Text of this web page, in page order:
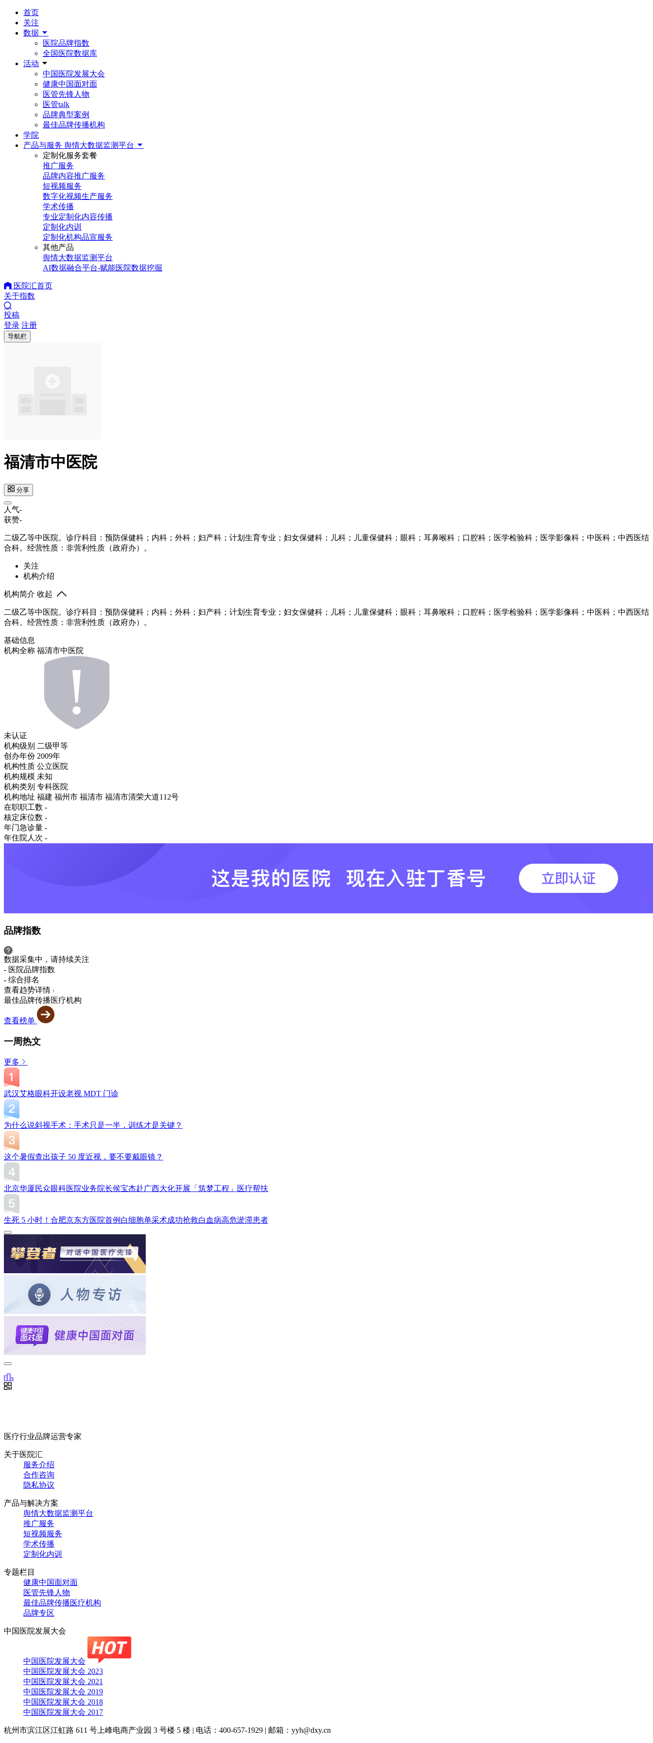
首页
关注
数据
医院品牌指数
全国医院数据库
活动
中国医院发展大会
健康中国面对面
医管先锋人物
医管talk
品牌典型案例
最佳品牌传播机构
学院
产品与服务 舆情大数据监测平台
定制化服务套餐
推广服务
品牌内容推广服务
短视频服务
数字化视频生产服务
学术传播
专业定制化内容传播
定制化内训
定制化机构品宣服务
其他产品
舆情大数据监测平台
AI数据融合平台-赋能医院数据挖掘
医院汇首页
关于指数
投稿
登录 注册
导航栏
福清市中医院
分享
人气-
获赞-
二级乙等中医院。诊疗科目：预防保健科；内科；外科；妇产科；计划生育专业；妇女保健科；儿科；儿童保健科；眼科；耳鼻喉科；口腔科；医学检验科；医学影像科；中医科；中西医结
合科。经营性质：非营利性质（政府办）。
关注
机构介绍
机构简介 收起
二级乙等中医院。诊疗科目：预防保健科；内科；外科；妇产科；计划生育专业；妇女保健科；儿科；儿童保健科；眼科；耳鼻喉科；口腔科；医学检验科；医学影像科；中医科；中西医结
合科。经营性质：非营利性质（政府办）。
基础信息
机构全称 福清市中医院
未认证
机构级别 二级甲等
创办年份 2009年
机构性质 公立医院
机构规模 未知
机构类别 专科医院
机构地址 福建 福州市 福清市 福清市清荣大道112号
在职职工数 -
核定床位数 -
年门急诊量 -
年住院人次 -
品牌指数
数据采集中，请持续关注
- 医院品牌指数
- 综合排名
查看趋势详情
最佳品牌传播医疗机构
查看榜单
一周热文
更多
武汉艾格眼科开设老视 MDT 门诊
为什么说斜视手术：手术只是一半，训练才是关键？
这个暑假查出孩子 50 度近视，要不要戴眼镜？
北京华厦民众眼科医院业务院长侯宝杰赴广西大化开展「筑梦工程」医疗帮扶
生死 5 小时！合肥京东方医院首例白细胞单采术成功抢救白血病高危淤滞患者
医疗行业品牌运营专家
关于医院汇
服务介绍
合作咨询
隐私协议
产品与解决方案
舆情大数据监测平台
推广服务
短视频服务
学术传播
定制化内训
专题栏目
健康中国面对面
医管先锋人物
最佳品牌传播医疗机构
品牌专区
中国医院发展大会
中国医院发展大会
中国医院发展大会 2023
中国医院发展大会 2021
中国医院发展大会 2019
中国医院发展大会 2018
中国医院发展大会 2017
杭州市滨江区江虹路 611 号上峰电商产业园 3 号楼 5 楼 | 电话：400-657-1929 | 邮箱：yyh@dxy.cn